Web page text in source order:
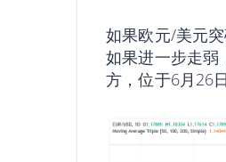
如果欧元/美元
如果进一步走弱
方，位于6月26